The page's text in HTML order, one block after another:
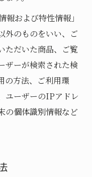
および特性情報」
外のものをいい、ご
ただいた商品、ご覧
ザーが検索された検
の方法、ご利用環
ユーザーのIPアドレ
の個体識別情報など